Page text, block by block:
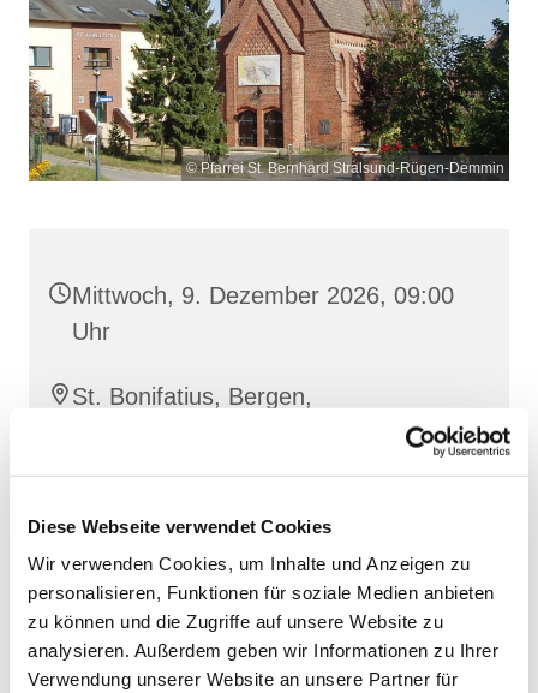
Diese Webseite verwendet Cookies
Wir verwenden Cookies, um Inhalte und Anzeigen zu
personalisieren, Funktionen für soziale Medien anbieten
zu können und die Zugriffe auf unsere Website zu
analysieren. Außerdem geben wir Informationen zu Ihrer
Verwendung unserer Website an unsere Partner für
© Pfarrei St. Bernhard Stralsund-Rügen-Demmin
Mittwoch, 9. Dezember 2026, 09:00
Uhr
St. Bonifatius, Bergen,
Clementstraße 1, 18528 Bergen auf